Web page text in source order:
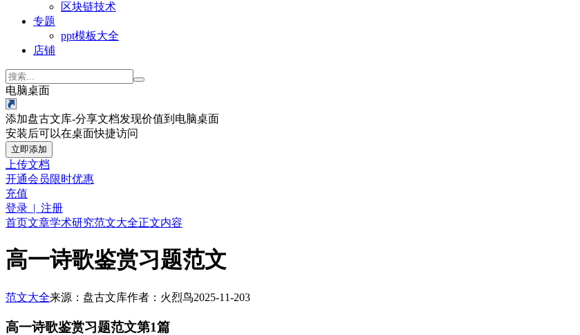
区块链技术
专题
ppt模板大全
店铺
电脑桌面
添加盘古文库-分享文档发现价值到电脑桌面
安装后可以在桌面快捷访问
立即添加
上传文档
开通会员限时优惠
充值
登录 | 注册
首页文章学术研究范文大全正文内容
高一诗歌鉴赏习题范文
范文大全来源：盘古文库作者：火烈鸟2025-11-203
高一诗歌鉴赏习题范文第1篇